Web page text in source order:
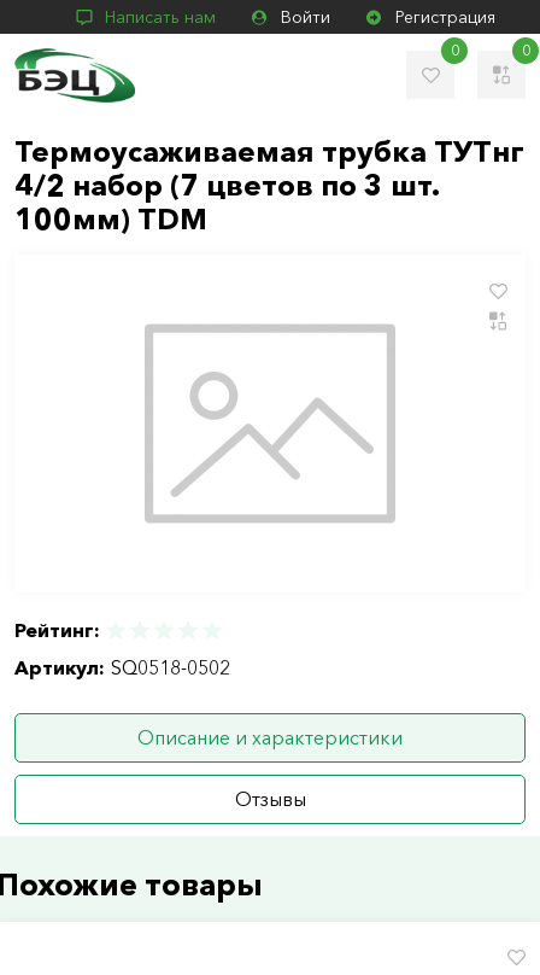
Написать нам Войти Регистрация
0 0
Термоусаживаемая трубка ТУТнг
4/2 набор (7 цветов по 3 шт.
100мм) TDM
Рейтинг:
Артикул: SQ0518-0502
Описание и характеристики
Отзывы
товары